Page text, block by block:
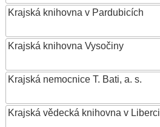
Krajská knihovna v Pardubicích
Krajská knihovna Vysočiny
Krajská nemocnice T. Bati, a. s.
Krajská vědecká knihovna v Liberci